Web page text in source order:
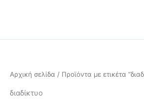
Αρχική σελίδα / Προϊόντα με ετικέτα
διαδίκτυο